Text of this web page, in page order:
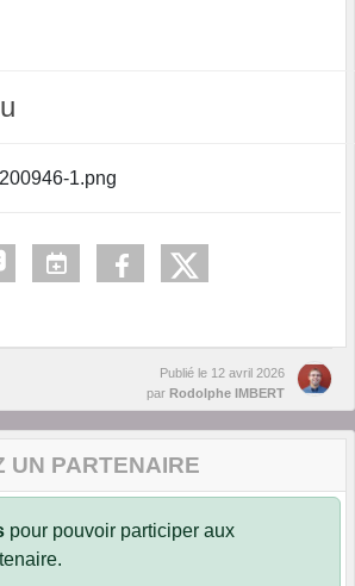
Publié le 12 avril 2026
par Rodolphe IMBERT
UN PARTENAIRE
pour pouvoir participer aux